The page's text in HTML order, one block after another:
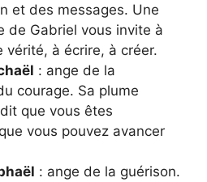
et des messages. Une
de Gabriel vous invite à
vérité, à écrire, à créer.
: ange de la
courage. Sa plume
que vous êtes
vous pouvez avancer
: ange de la guérison.